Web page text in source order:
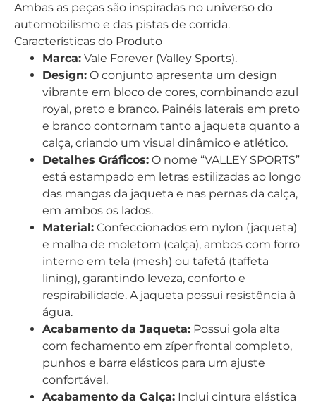
Ambas as peças são inspiradas no universo do
automobilismo e das pistas de corrida.
Características do Produto
Marca: Vale Forever (Valley Sports).
Design: O conjunto apresenta um design
vibrante em bloco de cores, combinando azul
royal, preto e branco. Painéis laterais em preto
e branco contornam tanto a jaqueta quanto a
calça, criando um visual dinâmico e atlético.
Detalhes Gráficos: O nome “VALLEY SPORTS”
está estampado em letras estilizadas ao longo
das mangas da jaqueta e nas pernas da calça,
em ambos os lados.
Material: Confeccionados em nylon (jaqueta)
e malha de moletom (calça), ambos com forro
interno em tela (mesh) ou tafetá (taffeta
lining), garantindo leveza, conforto e
respirabilidade. A jaqueta possui resistência à
água.
Acabamento da Jaqueta: Possui gola alta
com fechamento em zíper frontal completo,
punhos e barra elásticos para um ajuste
confortável.
Acabamento da Calça: Inclui cintura elástica